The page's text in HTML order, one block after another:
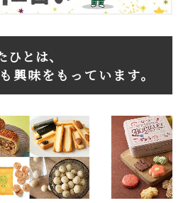
とは、
興味をもっています。